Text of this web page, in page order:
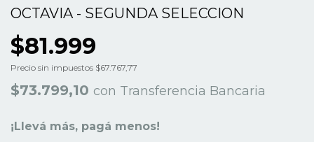
OCTAVIA - SEGUNDA SELECCION
$81.999
Precio sin impuestos $67.767,77
$73.799,10 con Transferencia Bancaria
¡Llevá más, pagá menos!